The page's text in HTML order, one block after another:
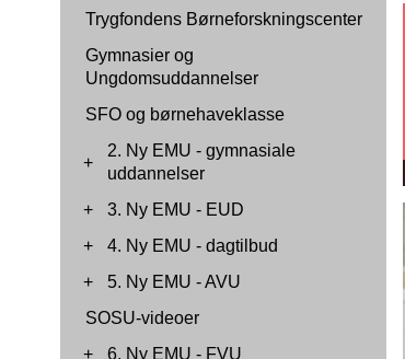
Trygfondens Børneforskningscenter
Gymnasier og
Ungdomsuddannelser
SFO og børnehaveklasse
+
2. Ny EMU - gymnasiale
uddannelser
+
3. Ny EMU - EUD
+
4. Ny EMU - dagtilbud
+
5. Ny EMU - AVU
SOSU-videoer
+
6. Ny EMU - FVU